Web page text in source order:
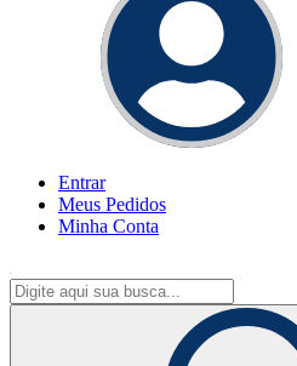
Entrar
Meus Pedidos
Minha Conta